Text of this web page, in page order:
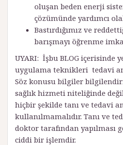
oluşan beden enerji
çözümünde yardımcı
Bastırdığımız ve
barışmayı öğrenme
UYARI: İşbu BLOG içerisinde
uygulama teknikleri tedavi
Söz konusu bilgiler
sağlık hizmeti niteliğinde
hiçbir şekilde tanı ve tedavi
kullanılmamalıdır. Tanı ve
doktor tarafından yapılması
ciddi bir işlemdir.